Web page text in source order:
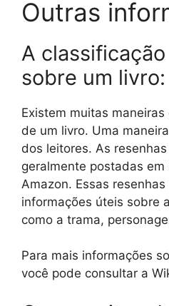
Outras
A
sobre um livro:
Existem muitas
de um livro. Uma
dos leitores. As
geralmente postadas
Amazon. Essas
informações úteis sobre
como a trama,
Para mais informações
você pode consultar a